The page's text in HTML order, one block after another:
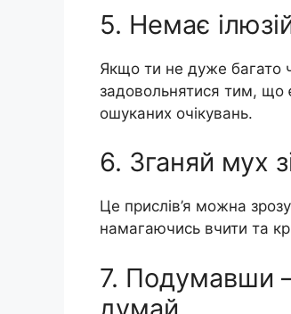
5. Немає
Якщо ти не дуже багато
задовольнятися тим, що
ошуканих очікувань.
6. Зганяй мух
Це прислів’я можна
намагаючись вчити та
7. Подумавши